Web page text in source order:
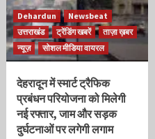
Dehardun
Newsbeat
उत्तराखंड
ट्रेंडिंग खबरें
ताज़ा ख़बर
न्यूज़
सोशल मीडिया वायरल
देहरादून में स्मार्ट ट्रैफिक
प्रबंधन परियोजना को मिलेगी
नई रफ्तार, जाम और सड़क
दुर्घटनाओं पर लगेगी लगाम